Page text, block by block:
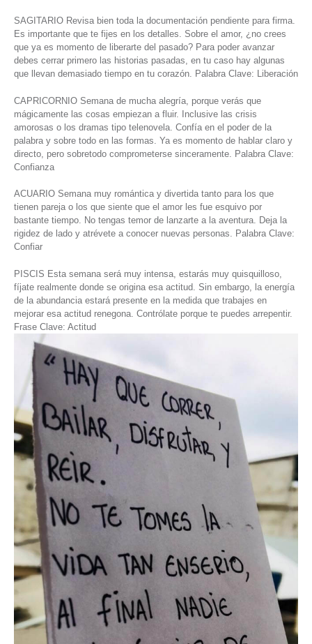
SAGITARIO Revisa bien toda la documentación pendiente para firma.
Es importante que te fijes en los detalles. Sobre el amor, ¿no crees
que ya es momento de liberarte del pasado? Para poder avanzar
debes cerrar primero las historias pasadas, en tu caso hay algunas
que llevan demasiado tiempo en tu corazón. Palabra Clave: Liberación
CAPRICORNIO Semana de mucha alegría, porque verás que
mágicamente las cosas empiezan a fluir. Inclusive las crisis
amorosas o los dramas tipo telenovela. Confía en el poder de la
palabra y sobre todo en las formas. Ya es momento de hablar claro y
directo, pero sobretodo comprometerse sinceramente. Palabra Clave:
Confianza
ACUARIO Semana muy romántica y divertida tanto para los que
tienen pareja o los que siente que el amor les fue esquivo por
bastante tiempo. No tengas temor de lanzarte a la aventura. Deja la
rigidez de lado y atrévete a conocer nuevas personas. Palabra Clave:
Confiar
PISCIS Esta semana será muy intensa, estarás muy quisquilloso,
fíjate realmente donde se origina esa actitud. Sin embargo, la energía
de la abundancia estará presente en la medida que trabajes en
mejorar esa actitud renegona. Contrólate porque te puedes arrepentir.
Frase Clave: Actitud